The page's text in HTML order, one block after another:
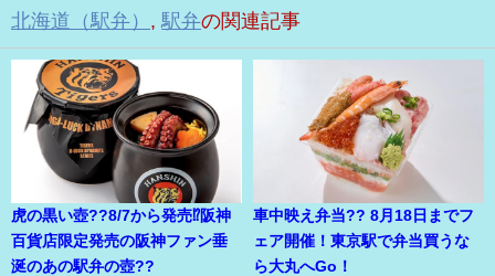
北海道（駅弁） , 駅弁の関連記事
虎の黒い壺??8/7から発売⁉阪神
百貨店限定発売の阪神ファン垂
涎のあの駅弁の壺??
車中映え弁当?? 8月18日までフ
ェア開催！東京駅で弁当買うな
ら大丸へGo！